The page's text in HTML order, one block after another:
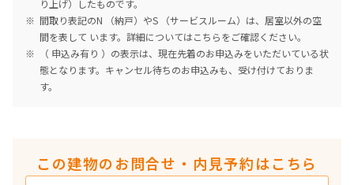
り上げ）したものです。
間取り表記のN （納戸）やS （サービスルーム）は、居室以外の空
間を表して います。詳細についてはこちらをご確認ください。
（ 申込み有り ）の表示は、現在先着のお申込みをいただいている状
態となります。キャンセル待ちのお申込みも、受け付けておりま
す。
この建物のお問合せ・内見予約はこちら